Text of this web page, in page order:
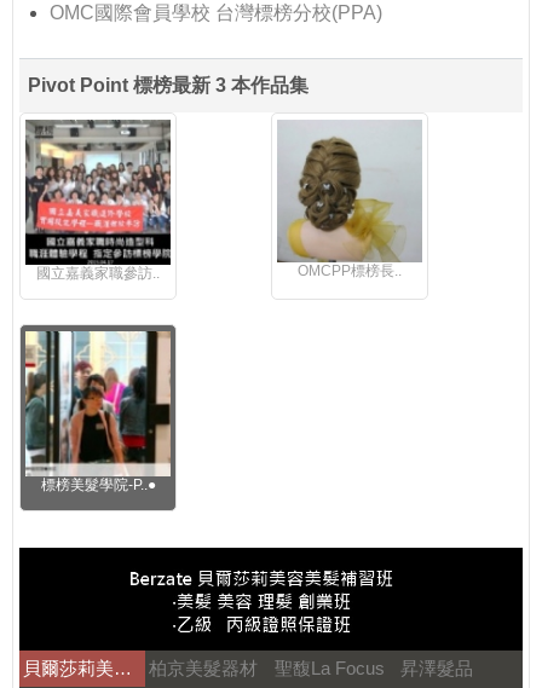
OMC國際會員學校 台灣標榜分校(PPA)
Pivot Point 標榜最新 3 本作品集
國立嘉義家職參訪.. OMCPP標榜長..
標榜美髮學院-P..●
貝爾莎莉美髮美容補習 柏京美髮器材 聖馥La Focus 昇澤髮品